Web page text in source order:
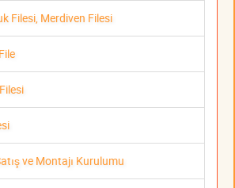
Filesi, Merdiven Filesi
ve Montajı Kurulumu